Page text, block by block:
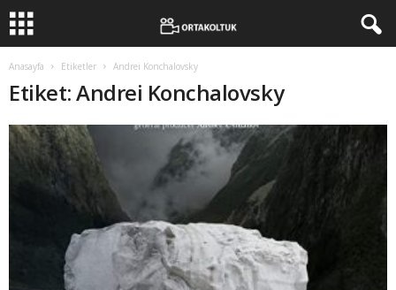
Anasayfa Etiketler Andrei Konchalovsky
Etiket: Andrei Konchalovsky